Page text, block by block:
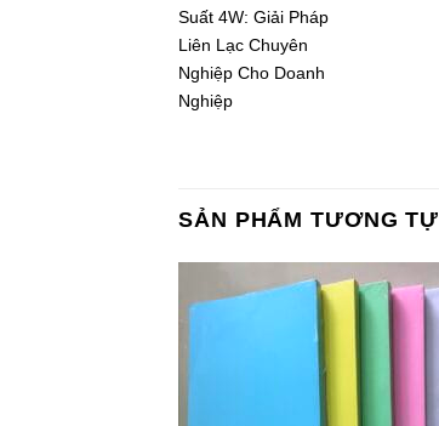
Suất 4W: Giải Pháp
Liên Lạc Chuyên
Nghiệp Cho Doanh
Nghiệp
SẢN PHẨM TƯƠNG TỰ